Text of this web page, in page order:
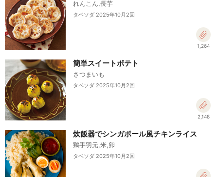
れんこん,長芋
タベソダ 2025年10月2回
1,264
簡単スイートポテト
さつまいも
タベソダ 2025年10月2回
2,148
炊飯器でシンガポール風チキンライス
鶏手羽元,米,卵
タベソダ 2025年10月2回